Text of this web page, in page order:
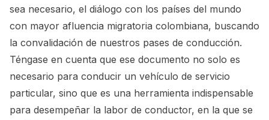
sea necesario, el diálogo con los países del mundo
con mayor afluencia migratoria colombiana, buscando
la convalidación de nuestros pases de conducción.
Téngase en cuenta que ese documento no solo es
necesario para conducir un vehículo de servicio
particular, sino que es una herramienta indispensable
para desempeñar la labor de conductor, en la que se